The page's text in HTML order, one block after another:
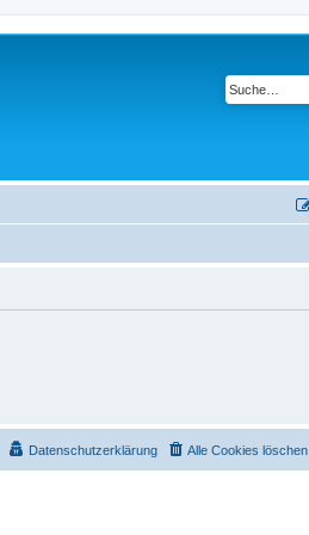
Alle Cookies löschen
Datenschutzerklärung